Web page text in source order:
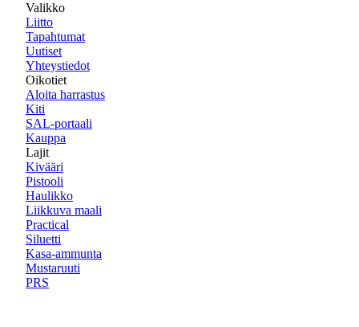
Valikko
Liitto
Tapahtumat
Uutiset
Yhteystiedot
Oikotiet
Aloita harrastus
Kiti
SAL-portaali
Kauppa
Lajit
Kivääri
Pistooli
Haulikko
Liikkuva maali
Practical
Siluetti
Kasa-ammunta
Mustaruuti
PRS